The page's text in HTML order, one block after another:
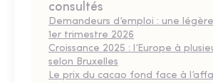
consultés
Demandeurs d’emploi : une
1er trimestre 2026
Croissance 2025 : l’Europe à
selon Bruxelles
Le prix du cacao fond face à